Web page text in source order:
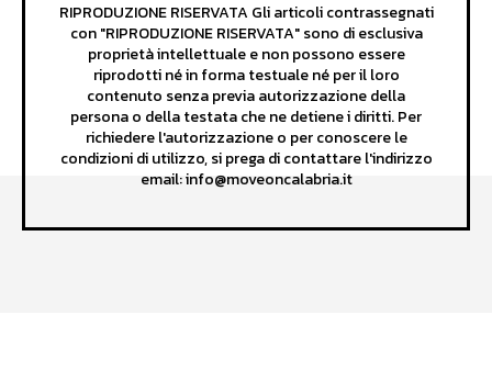
RIPRODUZIONE RISERVATA Gli articoli contrassegnati
con "RIPRODUZIONE RISERVATA" sono di esclusiva
proprietà intellettuale e non possono essere
riprodotti né in forma testuale né per il loro
contenuto senza previa autorizzazione della
persona o della testata che ne detiene i diritti. Per
richiedere l'autorizzazione o per conoscere le
condizioni di utilizzo, si prega di contattare l'indirizzo
email: info@moveoncalabria.it